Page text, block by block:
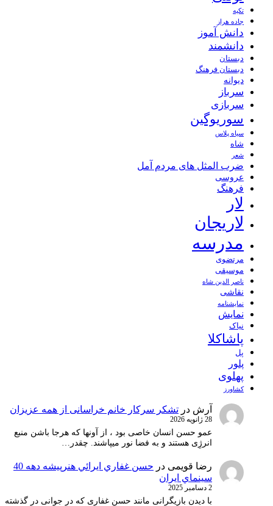
تکیه
جاده هراز
دانش آموز
دانشمند
دبستان
دبستان فرهنگ
دیوانه
سرباز
سربازی
سوریوگین
سیاه پلاس
شاه
شعر
ضرب المثل های مردم آمل
عروسی
فرهنگ
لار
لاریجان
مدرسه
مرتضوی
موسیقی
ناصر الدین شاه
نقاشی
نمايشنامه
نمایش
نیاک
پاشاکلا
پل
پلور
پهلوی
کشاورز
آرش در تشکر سرکار خانم خراسانی از همه عزیزان
28 ژانویه 2026
عمو حسن انسان خاصی بود ، از آونها که هرجا باشن منبع
انرژِی هستند و به فضا نور میپاشند. چقدر…
رضا قویمی در
حسن غفاري ايرائي هنرپيشه دهه 40
سينماي ايران
2 دسامبر 2025
با دیدن بازیگرانی مانند حسن غفاری که در جوانی در گذشته